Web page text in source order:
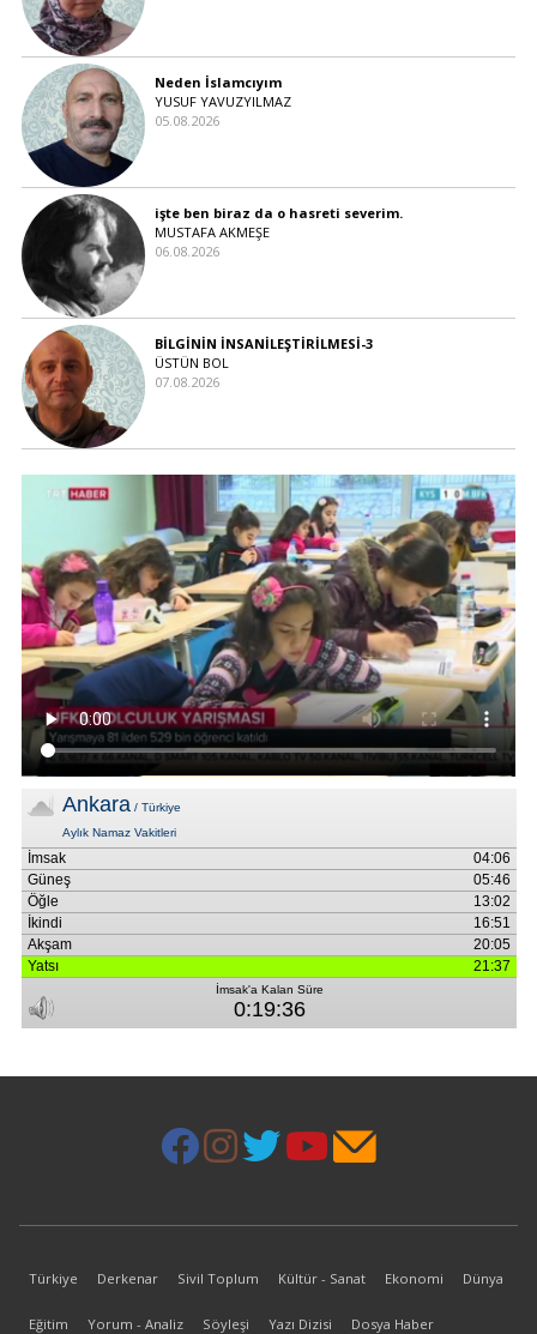
Neden İslamcıyım
YUSUF YAVUZYILMAZ
05.08.2026
işte ben biraz da o hasreti severim.
MUSTAFA AKMEŞE
06.08.2026
BİLGİNİN İNSANİLEŞTİRİLMESİ-3
ÜSTÜN BOL
07.08.2026
Türkiye Derkenar Sivil Toplum Kültür - Sanat Ekonomi Dünya
Eğitim Yorum - Analiz Söyleşi Yazı Dizisi Dosya Haber